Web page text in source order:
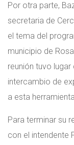
Por otra parte,
secretaria de
el tema del
municipio de
reunión tuvo lugar
intercambio de
a esta
Para terminar su
con el intendente